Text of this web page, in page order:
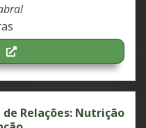
de Relações: Nutrição